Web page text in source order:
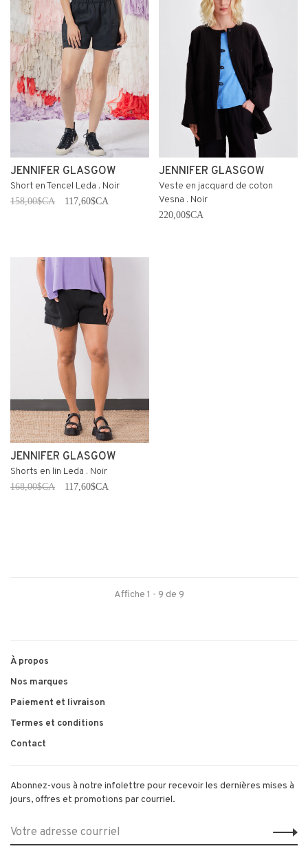
JENNIFER GLASGOW
Short en Tencel Leda . Noir
158,00$CA 117,60$CA
JENNIFER GLASGOW
Veste en jacquard de coton
Vesna . Noir
220,00$CA
JENNIFER GLASGOW
Shorts en lin Leda . Noir
168,00$CA 117,60$CA
Affiche 1 - 9 de 9
À propos
Nos marques
Paiement et livraison
Termes et conditions
Contact
Abonnez-vous à notre infolettre pour recevoir les dernières mises à
jours, offres et promotions par courriel.